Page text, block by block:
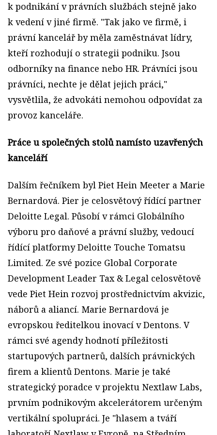
k podnikání v právních službách stejně jako
k vedení v jiné firmě. "Tak jako ve firmě, i
právní kancelář by měla zaměstnávat lídry,
kteří rozhodují o strategii podniku. Jsou
odborníky na finance nebo HR. Právníci jsou
právníci, nechte je dělat jejich práci,"
vysvětlila, že advokáti nemohou odpovídat za
provoz kanceláře.
Práce u společných stolů namísto uzavřených
kanceláří
Dalším řečníkem byl Piet Hein Meeter a Marie
Bernardová. Pier je celosvětový řídící partner
Deloitte Legal. Působí v rámci Globálního
výboru pro daňové a právní služby, vedoucí
řídící platformy Deloitte Touche Tomatsu
Limited. Ze své pozice Global Corporate
Development Leader Tax & Legal celosvětově
vede Piet Hein rozvoj prostřednictvím akvizic,
náborů a aliancí. Marie Bernardová je
evropskou ředitelkou inovací v Dentons. V
rámci své agendy hodnotí příležitosti
startupových partnerů, dalších právnických
firem a klientů Dentons. Marie je také
strategický poradce v projektu Nextlaw Labs,
prvním podnikovým akcelerátorem určeným
vertikální spolupráci. Je "hlasem a tváří